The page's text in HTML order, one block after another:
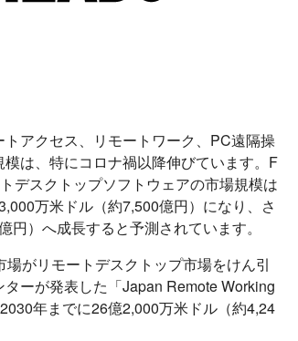
アクセス、リモートワーク、PC遠隔操
は、特にコロナ禍以降伸びています。F
デスクトップソフトウェアの市場規模は
万米ドル（約7,500億円）になり、さ
）へ成長すると予測されています。
がリモートデスクトップ市場をけん引
ーが発表した「Japan Remote Working
年までに26億2,000万米ドル（約4,24